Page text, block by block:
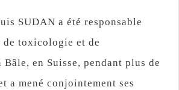
SUDAN a été responsable
de toxicologie et de
en Suisse, pendant plus de
a mené conjointement ses